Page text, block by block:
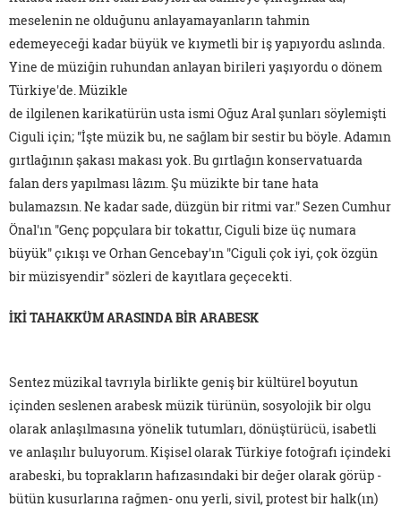
meselenin ne olduğunu anlayamayanların tahmin
edemeyeceği kadar büyük ve kıymetli bir iş yapıyordu aslında.
Yine de müziğin ruhundan anlayan birileri yaşıyordu o dönem
Türkiye'de. Müzikle
de ilgilenen karikatürün usta ismi Oğuz Aral şunları söylemişti
Ciguli için; "İşte müzik bu, ne sağlam bir sestir bu böyle. Adamın
gırtlağının şakası makası yok. Bu gırtlağın konservatuarda
falan ders yapılması lâzım. Şu müzikte bir tane hata
bulamazsın. Ne kadar sade, düzgün bir ritmi var." Sezen Cumhur
Önal'ın "Genç popçulara bir tokattır, Ciguli bize üç numara
büyük" çıkışı ve Orhan Gencebay'ın "Ciguli çok iyi, çok özgün
bir müzisyendir" sözleri de kayıtlara geçecekti.
İKİ TAHAKKÜM ARASINDA BİR ARABESK
Sentez müzikal tavrıyla birlikte geniş bir kültürel boyutun
içinden seslenen arabesk müzik türünün, sosyolojik bir olgu
olarak anlaşılmasına yönelik tutumları, dönüştürücü, isabetli
ve anlaşılır buluyorum. Kişisel olarak Türkiye fotoğrafı içindeki
arabeski, bu toprakların hafızasındaki bir değer olarak görüp -
bütün kusurlarına rağmen- onu yerli, sivil, protest bir halk(ın)